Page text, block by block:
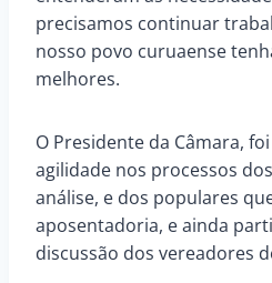
precisamos continuar
nosso povo curuaense
melhores.
O Presidente da Câmara,
agilidade nos processos
análise, e dos populares
aposentadoria, e ainda
discussão dos vereadores